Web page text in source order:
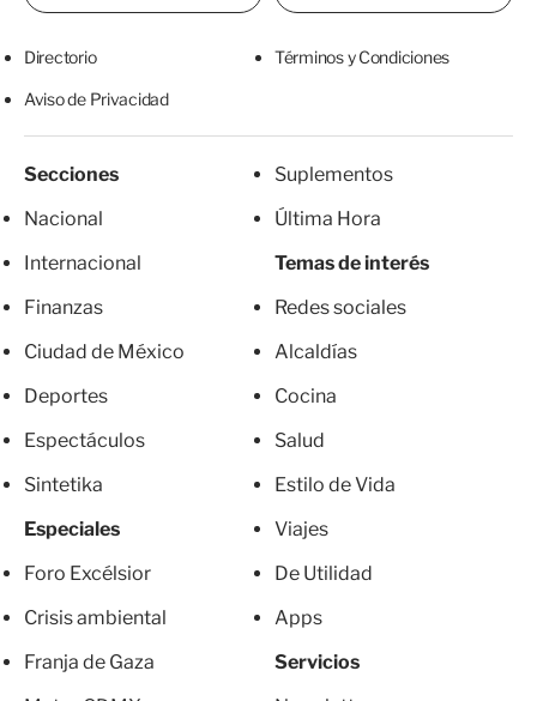
Directorio Términos y Condiciones
Aviso de Privacidad
Secciones
Nacional
Internacional
Finanzas
Ciudad de México
Deportes
Espectáculos
Sintetika
Especiales
Foro Excélsior
Crisis ambiental
Franja de Gaza
Suplementos
Última Hora
Temas de interés
Redes sociales
Alcaldías
Cocina
Salud
Estilo de Vida
Viajes
De Utilidad
Apps
Servicios